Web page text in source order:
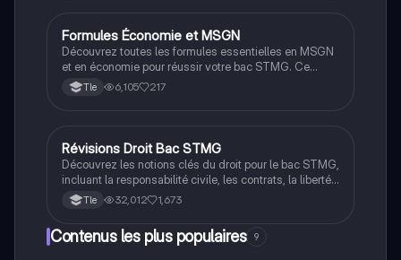
STMG
Formules Économie et MSGN
Découvrez toutes les formules essentielles en MSGN
et en économie pour réussir votre bac STMG. Ce
document couvre des concepts clés tels que le seuil
de rentabilité, le coût de revient, le PIB, et bien plus
Tle 6,105 217
STMG
Révisions Droit Bac STMG
Découvrez les notions clés du droit pour le bac STMG,
incluant la responsabilité civile, les contrats, la liberté
d'entreprendre, et le système judiciaire. Ce document,
élaboré à partir des objectifs de Hachette Éducation et
examen. Type : fiche de révision.
Tle 32,012 1,673
Contenus les plus populaires 9